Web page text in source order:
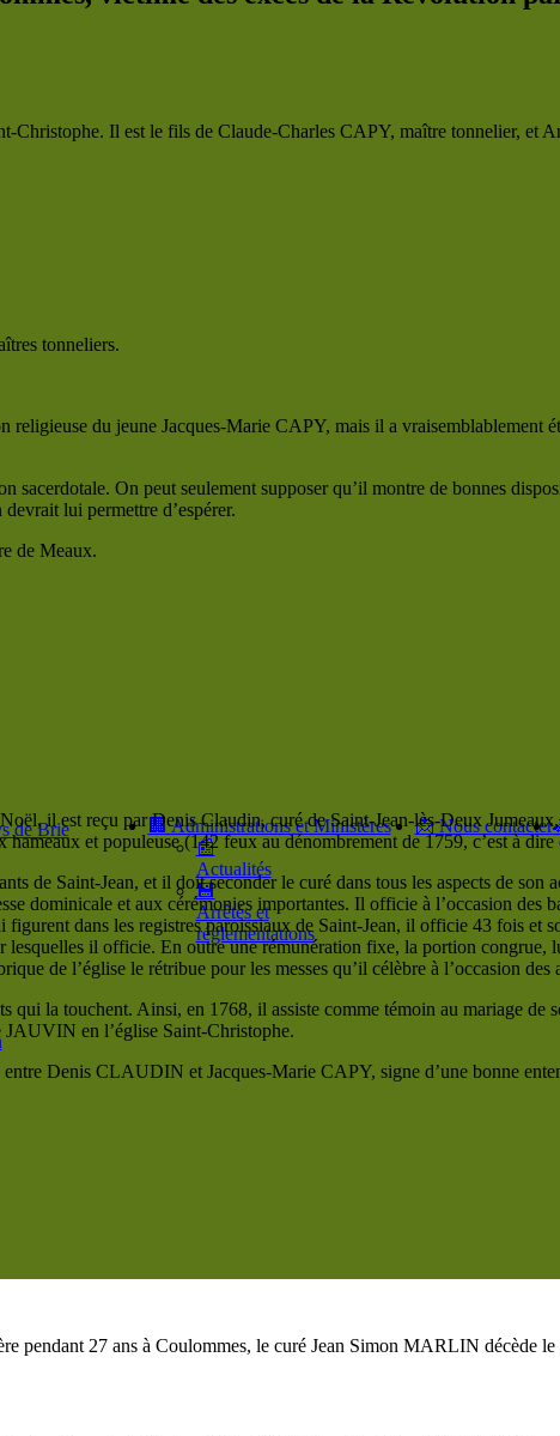
de Brie
🏢 Administrations et Ministères
📰
Actualités
💾
Arrêtés et
réglementations
📩 Nous contacter
Christophe. Il est le fils de Claude-Charles CAPY, maître tonnelier, et
tonneliers.
religieuse du jeune Jacques-Marie CAPY, mais il a vraisemblablement
On peut seulement supposer qu’il montre de bonnes
lui permettre d’espérer.
de Meaux.
il est reçu par Denis Claudin, curé de Saint-Jean-lès-Deux
et populeuse (142 feux au dénombrement de 1759, c’est à
de Saint-Jean, et il doit seconder le curé dans tous les aspects de
dominicale et aux cérémonies importantes. Il officie à l’occasion des
dans les registres paroissiaux de Saint-Jean, il officie 43 fois et
il officie. En outre une rémunération fixe, la portion congrue,
de l’église le rétribue pour les messes qu’il célèbre à l’occasion des
qui la touchent. Ainsi, en 1768, il assiste comme témoin au mariage
JAUVIN en l’église Saint-Christophe.
Denis CLAUDIN et Jacques-Marie CAPY, signe d’une bonne
pendant 27 ans à Coulommes, le curé Jean Simon MARLIN décède